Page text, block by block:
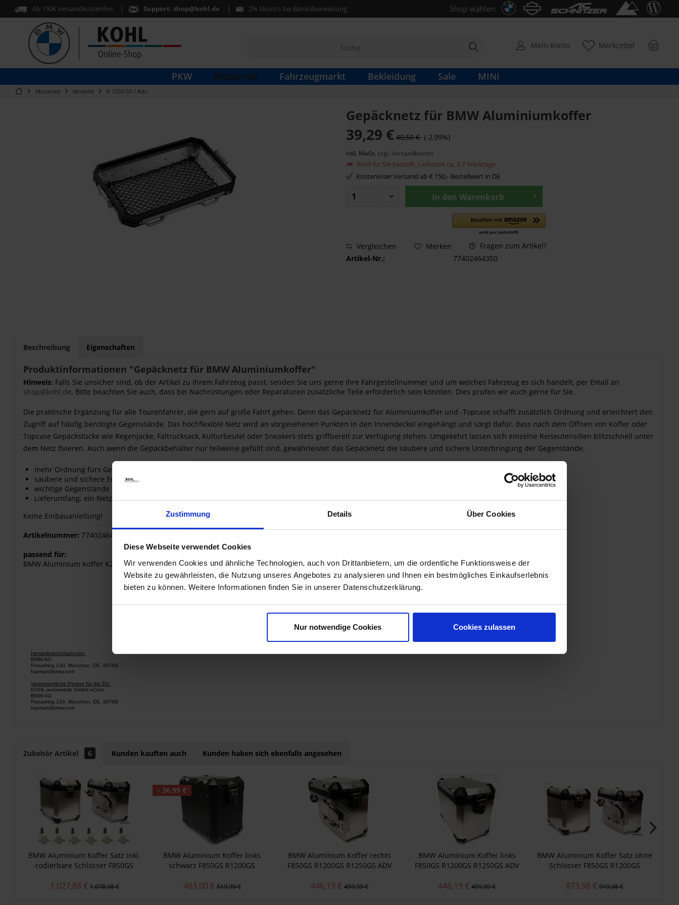
Zustimmung Details Über Cookies
Diese Webseite verwendet Cookies
Wir verwenden Cookies und ähnliche Technologien, auch von Drittanbietern, um die ordentliche Funktionsweise der
Website zu gewährleisten, die Nutzung unseres Angebotes zu analysieren und Ihnen ein bestmögliches Einkaufserlebnis
bieten zu können. Weitere Informationen finden Sie in unserer Datenschutzerklärung.
Nur notwendige Cookies Cookies zulassen
Ab 150€ versandkostenfrei Support: shop@kohl.de 2% Skonto bei Banküberweisung Shop wählen:
Merkzettel
Mein Konto
PKW Motorrad Fahrzeugmarkt Bekleidung Sale MINI
Motorrad Modelle R 1250 GS / Adv.
Gepäcknetz für BMW Aluminiumkoffer
39,29 € 40,50 €(-2,99%)
inkl. MwSt. zzgl. Versandkosten
Wird für Sie bestellt. Lieferzeit ca. 3-7 Werktage
Kostenloser Versand ab € 150,- Bestellwert in DE
In den Warenkorb
Vergleichen Merken
Fragen zum Artikel?
Artikel-Nr.:
77402464350
Beschreibung Eigenschaften
Produktinformationen "Gepäcknetz für BMW Aluminiumkoffer"
Hinweis: Falls Sie unsicher sind, ob der Artikel zu Ihrem Fahrzeug passt, senden Sie uns gerne Ihre Fahrgestellnummer und um welches Fahrzeug es sich handelt, per Email an
shop@kohl.de. Bitte beachten Sie auch, dass bei Nachrüstungen oder Reparaturen zusätzliche Teile erforderlich sein könnten. Dies prüfen wir auch gerne für Sie.
Die praktische Ergänzung für alle Tourenfahrer, die gern auf große Fahrt gehen. Denn das Gepäcknetz für Aluminiumkoffer und -Topcase schafft zusätzlich Ordnung und erleichtert den
Zugriff auf häufig benötigte Gegenstände. Das hochflexible Netz wird an vorgesehenen Punkten in den Innendeckel eingehängt und sorgt dafür, dass nach dem Öffnen von Koffer oder
Topcase Gepäckstücke wie Regenjacke, Faltrucksack, Kulturbeutel oder Sneakers stets griffbereit zur Verfügung stehen. Umgekehrt lassen sich einzelne Reiseutensilien blitzschnell unter
dem Netz fixieren. Auch wenn die Gepäckbehälter nur teilweise gefüllt sind, gewährleistet das Gepäcknetz die saubere und sichere Unterbringung der Gegenstände.
mehr Ordnung fürs Gepäck
saubere und sichere Ergänzung
wichtige Gegenstände stets griffbereit
Lieferumfang: ein Netz inkl. Montagematerial
Keine Einbauanleitung!
Artikelnummer: 77402464350
passend für:
BMW Aluminium Koffer K25 K50 K51 K72 K75 K81 K82
Herstellerinformationen
BMW AG
Petuelring 130, München, DE, 80788
hazmat@bmw.com
Verantwortliche Person für die EU
KOHL automobile GmbH eCom
BMW AG
Petuelring 130, München, DE, 80788
hazmat@bmw.com
Zubehör Artikel 6 Kunden kauften auch Kunden haben sich ebenfalls angesehen
BMW Aluminium Koffer Satz inkl.
codierbare Schlösser F850GS
1.027,88 € 1.078,98 €
- 36,99 €
BMW Aluminium Koffer links
schwarz F850GS R1200GS
483,00 € 519,99 €
BMW Aluminium Koffer rechts
F850GS R1200GS R1250GS ADV
446,19 € 459,99 €
BMW Aluminium Koffer links
F850GS R1200GS R1250GS ADV
446,19 € 459,99 €
BMW Aluminium Koffer Satz ohne
Schlösser F850GS R1200GS
873,98 € 919,98 €